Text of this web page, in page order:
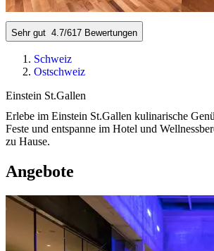
Sehr gut 4.7/617 Bewertungen
Schweiz
Ostschweiz
Einstein St.Gallen
Erlebe im Einstein St.Gallen kulinarische
Feste und entspanne im Hotel und
zu Hause.
Angebote